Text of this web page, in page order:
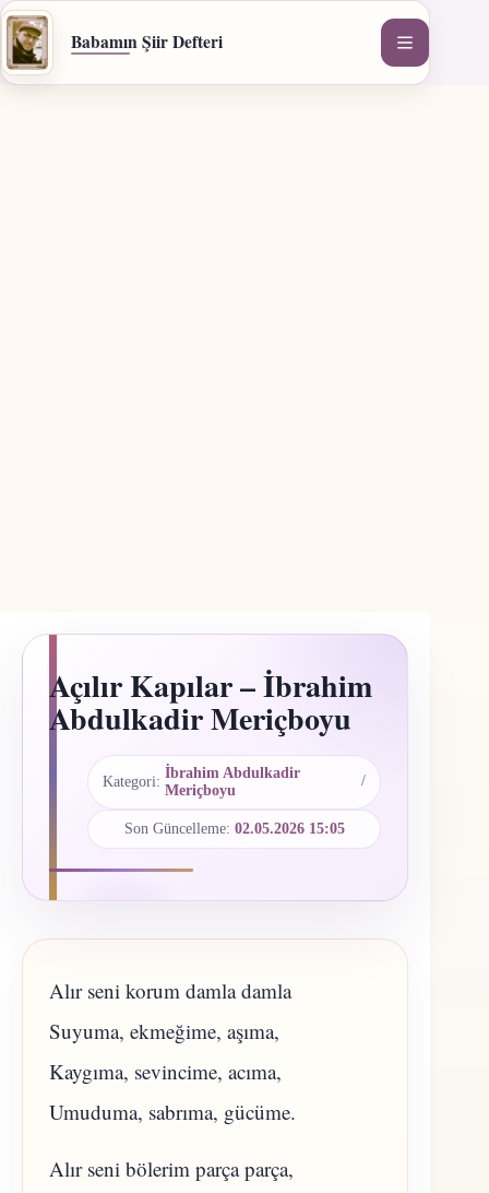
İçeriğe
geç
Babamın Şiir Defteri
Açılır Kapılar – İbrahim
Abdulkadir Meriçboyu
Kategori:
İbrahim Abdulkadir
Meriçboyu
Son Güncelleme: 02.05.2026 15:05
Alır seni korum damla damla
Suyuma, ekmeğime, aşıma,
Kaygıma, sevincime, acıma,
Umuduma, sabrıma, gücüme.
Alır seni bölerim parça parça,